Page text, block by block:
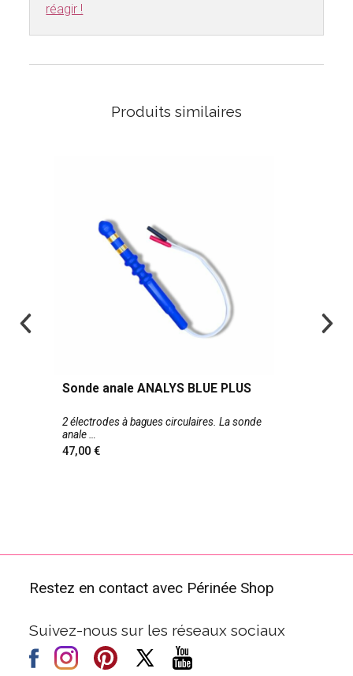
réagir !
Produits similaires
Sonde anale ANALYS BLUE PLUS
2 électrodes à bagues circulaires. La sonde
anale
47,00
Restez en contact avec Périnée Shop
Suivez-nous sur les réseaux sociaux